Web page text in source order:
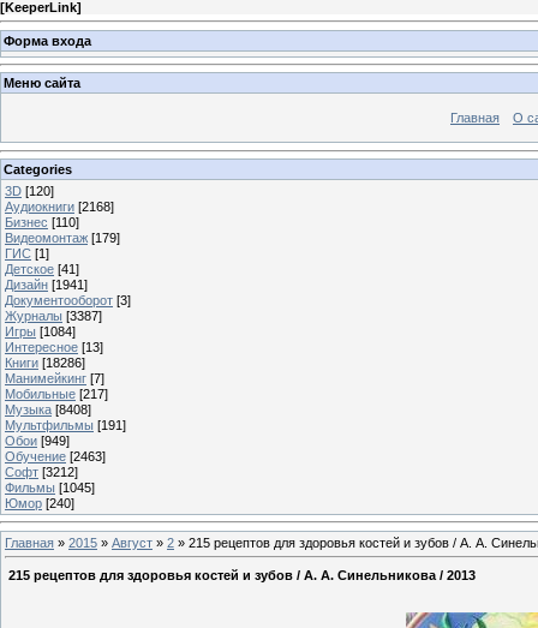
[KeeperLink]
Форма входа
Меню сайта
Главная О
Categories
3D [120]
Аудиокниги [2168]
Бизнес [110]
Видеомонтаж [179]
ГИС [1]
Детское [41]
Дизайн [1941]
Документооборот [3]
Журналы [3387]
Игры [1084]
Интересное [13]
Книги [18286]
Манимейкинг [7]
Мобильные [217]
Музыка [8408]
Мультфильмы [191]
Обои [949]
Обучение [2463]
Софт [3212]
Фильмы [1045]
Юмор [240]
Главная » 2015 » Август » 2 » 215 рецептов для здоровья костей и зубов / А. А.
215 рецептов для здоровья костей и зубов / А. А. Синельникова / 2013